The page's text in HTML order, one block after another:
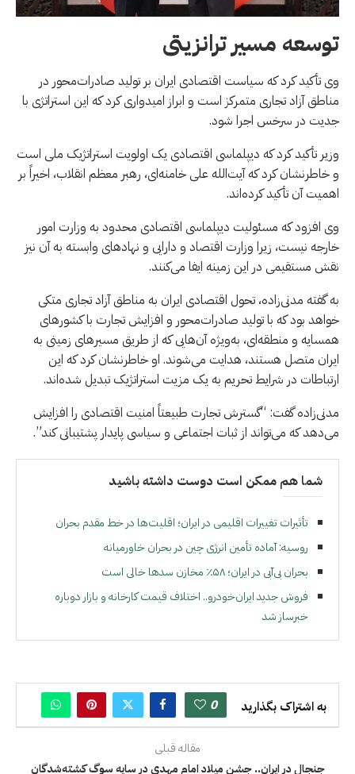
توسعه مسیر ترانزیتی
وی تأکید کرد که سیاست اقتصادی ایران بر تولید صادرات‌محور در
مناطق آزاد تجاری متمرکز است و ابراز امیدواری کرد که این استراتژی با
جدیت در سرخس اجرا شود.
وزیر تأکید کرد که دیپلماسی اقتصادی یک اولویت استراتژیک ملی است
و خاطرنشان کرد که آیت‌الله علی خامنه‌ای، رهبر معظم انقلاب، اخیراً بر
اهمیت آن تأکید کرده‌اند.
وی افزود که مسئولیت دیپلماسی اقتصادی محدود به وزارت امور
خارجه نیست، زیرا وزارت اقتصاد و دارایی و نهادهای وابسته به آن نیز
نقش مستقیمی در این زمینه ایفا می‌کنند.
به گفته مدنی‌زاده، تحول اقتصادی ایران به مناطق آزاد تجاری متکی
خواهد بود که با تولید صادرات‌محور و افزایش تجارت با کشورهای
همسایه و منطقه‌ای، به‌ویژه آن‌هایی که از طریق مسیرهای زمینی به
ایران متصل هستند، هدایت می‌شوند. او خاطرنشان کرد که این
ارتباطات در شرایط تحریم به یک مزیت استراتژیک تبدیل شده‌اند.
مدنی‌زاده گفت: “گسترش تجارت طبیعتاً امنیت اقتصادی را افزایش
می‌دهد که می‌تواند از ثبات اجتماعی و سیاسی پایدار پشتیبانی کند”.
شما هم ممکن است دوست داشته باشید
تأثیرات تغییرات اقلیمی در ایران؛ اقلیت‌ها در خط مقدم بحران
روسیه: آماده تأمین انرژی چین در بحران خاورمیانه
بحران بی‌آبی در ایران؛ ۵۸٪ مخازن سدها خالی است
فروش جدید ایران‌خودرو.. اختلاف قیمت کارخانه و بازار دوباره
خبرساز شد
به اشتراک بگذارید 0
مقاله قبلی
جنجال در ایران.. جشن میلاد امام مهدی در سایه سوگ کشته‌شدگان